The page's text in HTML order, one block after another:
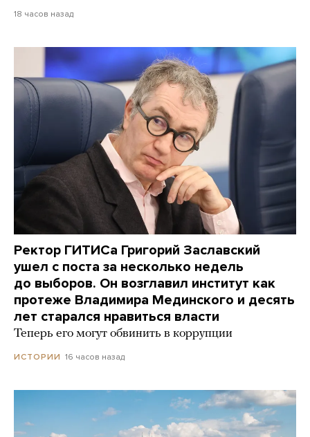
18 часов назад
Ректор ГИТИСа Григорий Заславский
ушел с поста за несколько недель
до выборов. Он возглавил институт как
протеже Владимира Мединского и десять
лет старался нравиться власти
Теперь его могут обвинить в коррупции
ИСТОРИИ 16 часов назад